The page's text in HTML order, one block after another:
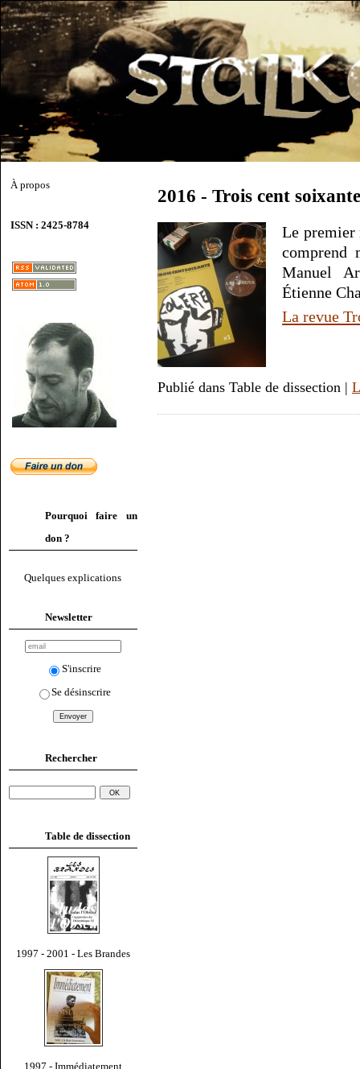
À propos
ISSN : 2425-8784
Pourquoi faire un
don ?
Quelques explications
Newsletter
S'inscrire
Se désinscrire
Rechercher
Table de dissection
1997 - 2001 - Les Brandes
1997 - Immédiatement
2016 - Trois cent soixante
Le premier
comprend
Manuel
Étienne
La revue
Publié dans Table de dissection |